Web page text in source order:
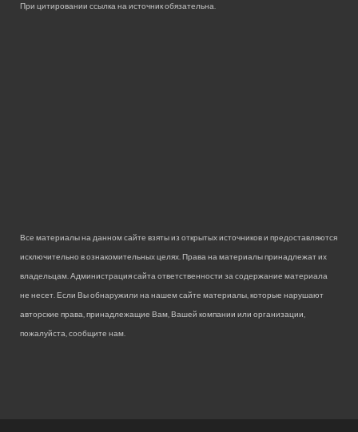
При цитировании ссылка на источник обязательна.
Все материалы на данном сайте взяты из открытых источников и предоставляются
исключительно в ознакомительных целях. Права на материалы принадлежат их
владельцам. Администрация сайта ответственности за содержание материала
не несет. Если Вы обнаружили на нашем сайте материалы, которые нарушают
авторские права, принадлежащие Вам, Вашей компании или организации,
пожалуйста, сообщите нам.